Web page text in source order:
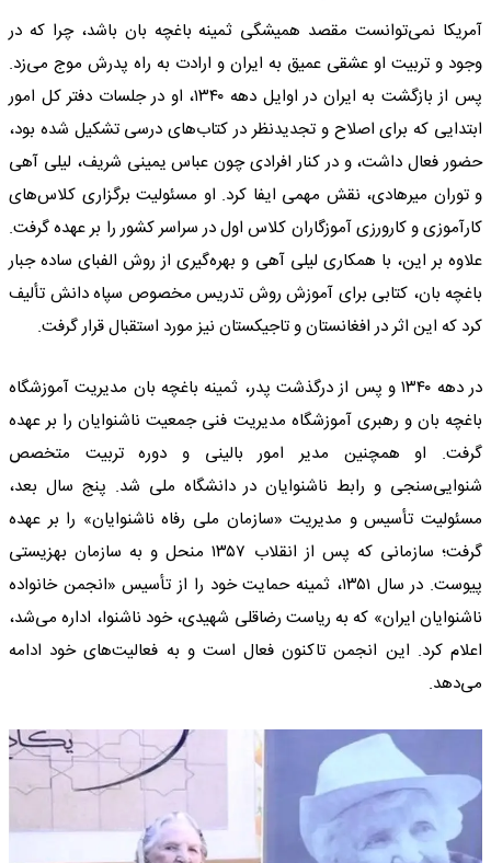
آمریکا نمی‌توانست مقصد همیشگی ثمینه باغچه بان باشد، چرا که در
وجود و تربیت او عشقی عمیق به ایران و ارادت به راه پدرش موج می‌زد.
پس از بازگشت به ایران در اوایل دهه ۱۳۴۰، او در جلسات دفتر کل امور
ابتدایی که برای اصلاح و تجدیدنظر در کتاب‌های درسی تشکیل شده بود،
حضور فعال داشت، و در کنار افرادی چون عباس یمینی شریف، لیلی آهی
و توران میرهادی، نقش مهمی ایفا کرد. او مسئولیت برگزاری کلاس‌های
کارآموزی و کارورزی آموزگاران کلاس اول در سراسر کشور را بر عهده گرفت.
علاوه بر این، با همکاری لیلی آهی و بهره‌گیری از روش الفبای ساده جبار
باغچه بان، کتابی برای آموزش روش تدریس مخصوص سپاه دانش تألیف
کرد که این اثر در افغانستان و تاجیکستان نیز مورد استقبال قرار گرفت.
در دهه ۱۳۴۰ و پس از درگذشت پدر، ثمینه باغچه بان مدیریت آموزشگاه
باغچه بان و رهبری آموزشگاه مدیریت فنی جمعیت ناشنوایان را بر عهده
گرفت. او همچنین مدیر امور بالینی و دوره تربیت متخصص
شنوایی‌سنجی و رابط ناشنوایان در دانشگاه ملی شد. پنج سال بعد،
مسئولیت تأسیس و مدیریت «سازمان ملی رفاه ناشنوایان» را بر عهده
گرفت؛ سازمانی که پس از انقلاب ۱۳۵۷ منحل و به سازمان بهزیستی
پیوست. در سال ۱۳۵۱، ثمینه حمایت خود را از تأسیس «انجمن خانواده
ناشنوایان ایران» که به ریاست رضاقلی شهیدی، خود ناشنوا، اداره می‌شد،
اعلام کرد. این انجمن تاکنون فعال است و به فعالیت‌های خود ادامه
می‌دهد.